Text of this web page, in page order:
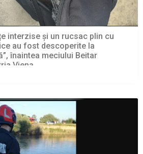
interzise și un rucsac plin cu
au fost descoperite la
înaintea meciului Beitar
Viena